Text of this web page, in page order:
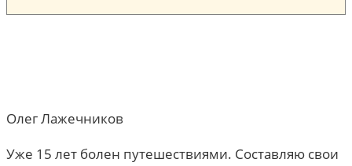
Олег Лажечников
Уже 15 лет болен путешествиями. Составляю свои